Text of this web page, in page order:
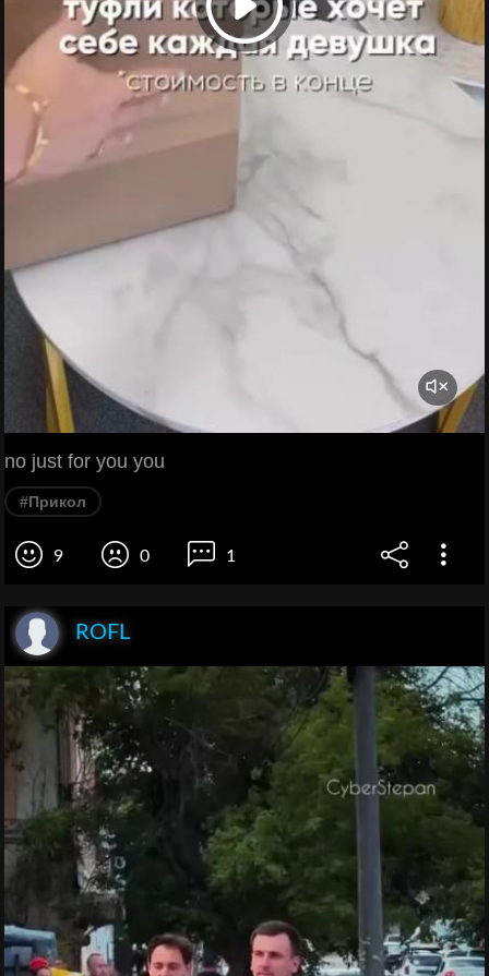
no just for you you
#Прикол
9 0 1
ROFL